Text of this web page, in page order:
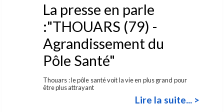
La presse en parle
:"THOUARS (79) -
Agrandissement du
Pôle Santé"
Thouars : le pôle santé voit la vie en plus grand pour
être plus attrayant
Lire la suite... >